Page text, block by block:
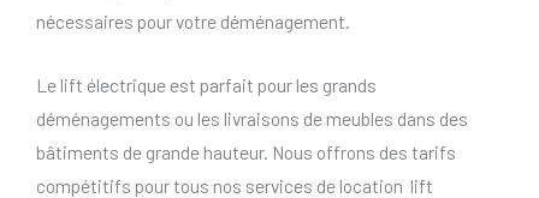
nécessaires pour votre déménagement.
Le lift électrique est parfait pour les grands
déménagements ou les livraisons de meubles dans des
bâtiments de grande hauteur. Nous offrons des tarifs
compétitifs pour tous nos services de location lift